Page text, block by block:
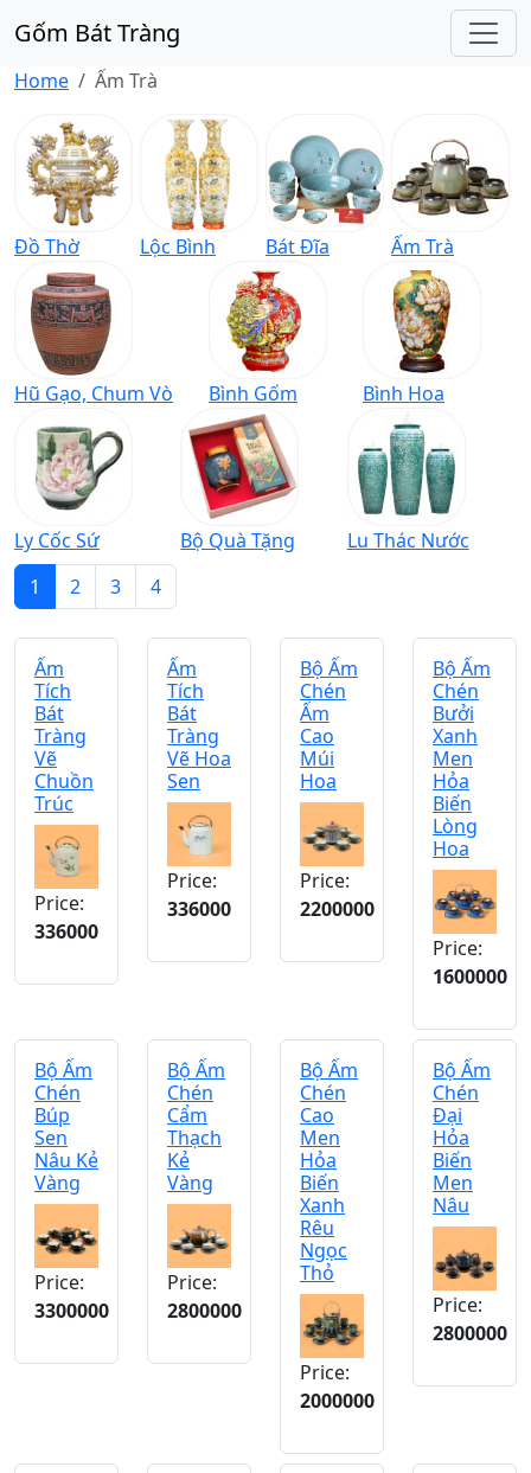
Gốm Bát Tràng
Home Ấm Trà
Đồ Thờ Lộc Bình Bát Đĩa Ấm Trà
Hũ Gạo, Chum Vò Bình Gốm Bình Hoa
Ly Cốc Sứ Bộ Quà Tặng
Lu Thác Nước
1
2 3 4
Ấm
Tích
Bát
Tràng
Vẽ
Chuồn
Trúc
Price:
336000
Ấm
Tích
Bát
Tràng
Vẽ Hoa
Sen
Price:
336000
Bộ Ấm
Chén
Ấm
Cao
Múi
Hoa
Price:
2200000
Bộ Ấm
Chén
Bưởi
Xanh
Men
Hỏa
Biến
Lòng
Hoa
Price:
1600000
Bộ Ấm
Chén
Búp
Sen
Nâu Kẻ
Vàng
Price:
3300000
Bộ Ấm
Chén
Cẩm
Thạch
Kẻ
Vàng
Price:
2800000
Bộ Ấm
Chén
Cao
Men
Hỏa
Biến
Xanh
Rêu
Ngọc
Thỏ
Price:
2000000
Bộ Ấm
Chén
Đại
Hỏa
Biến
Men
Nâu
Price:
2800000